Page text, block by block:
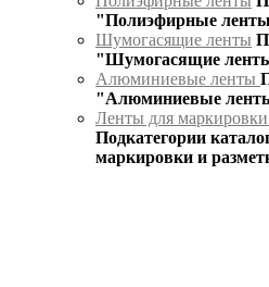
"Полиэфирные
Шумогасящие ленты
"Шумогасящие
Алюминиевые ленты
"Алюминиевые
Ленты для
Подкатегории
маркировки и